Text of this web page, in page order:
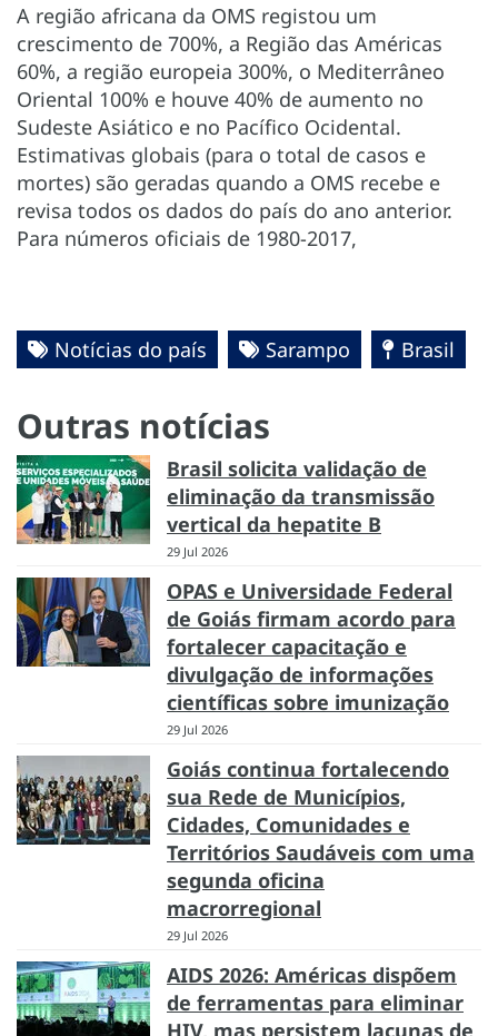
A região africana da OMS registou um
crescimento de 700%, a Região das Américas
60%, a região europeia 300%, o Mediterrâneo
Oriental 100% e houve 40% de aumento no
Sudeste Asiático e no Pacífico Ocidental.
Estimativas globais (para o total de casos e
mortes) são geradas quando a OMS recebe e
revisa todos os dados do país do ano anterior.
Para números oficiais de 1980-2017,
Notícias do país Sarampo Brasil
Outras notícias
Brasil solicita validação de
eliminação da transmissão
vertical da hepatite B
29 Jul 2026
OPAS e Universidade Federal
de Goiás firmam acordo para
fortalecer capacitação e
divulgação de informações
científicas sobre imunização
29 Jul 2026
Goiás continua fortalecendo
sua Rede de Municípios,
Cidades, Comunidades e
Territórios Saudáveis com uma
segunda oficina
macrorregional
29 Jul 2026
AIDS 2026: Américas dispõem
de ferramentas para eliminar
HIV, mas persistem lacunas de